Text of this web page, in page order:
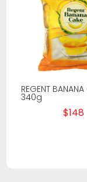
REGENT
340g
$148